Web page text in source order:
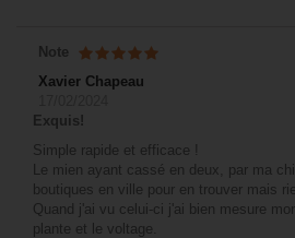
Note
Xavier Chapeau
Exquis!
Simple rapide et efficace !
Le mien ayant cassé en deux, par ma
boutiques en ville pour en trouver mais
Quand j'ai vu celui-ci j'ai bien mesure
plante et le voltage.